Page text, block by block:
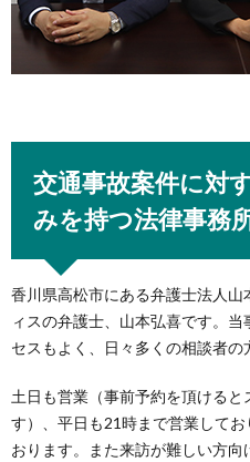
交通事故案件に対
みを持つ法律事務
香川県高松市にある弁護士法人
ィスの弁護士、山本弘喜です。
セスもよく、日々多くの相談者の
土日も営業（事前予約を頂ける
す）、平日も21時まで営業して
おります。また来訪が難しい方